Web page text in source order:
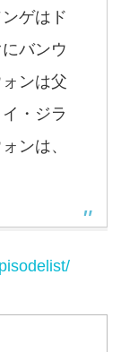
ゲはド
バンウ
ンは父
・ジラ
ンは、